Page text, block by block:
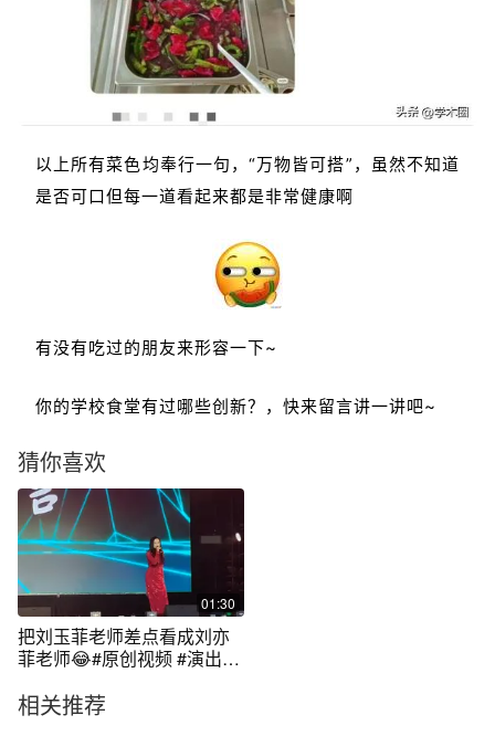
以上所有菜色均奉行一句，“万物皆可搭”，虽然不知道
是否可口但每一道看起来都是非常健康啊
有没有吃过的朋友来形容一下~
你的学校食堂有过哪些创新？，快来留言讲一讲吧~
猜你喜欢
01:30
把刘玉菲老师差点看成刘亦
菲老师😂#原创视频 #演出现
相关推荐